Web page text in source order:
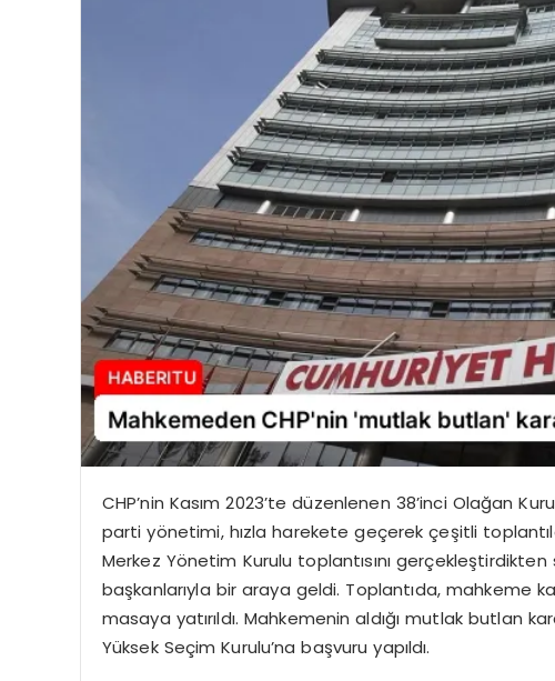
CHP’nin Kasım 2023’te düzenlenen 38’inci Olağan
parti yönetimi, hızla harekete geçerek çeşitli
Merkez Yönetim Kurulu toplantısını
başkanlarıyla bir araya geldi. Toplantıda, mahkeme
masaya yatırıldı. Mahkemenin aldığı mutlak butlan
Yüksek Seçim Kurulu’na başvuru yapıldı.